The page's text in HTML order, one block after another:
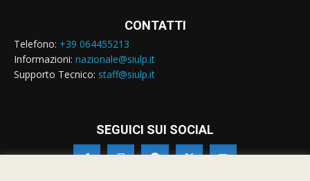
CONTATTI
Telefono: +39 064455213
Informazioni: nazionale@siulp.it
Supporto Tecnico: staff@siulp.it
SEGUICI SUI SOCIAL